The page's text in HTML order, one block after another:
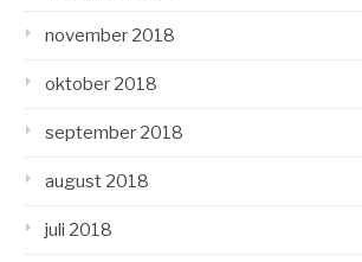
november 2018
oktober 2018
september 2018
august 2018
juli 2018